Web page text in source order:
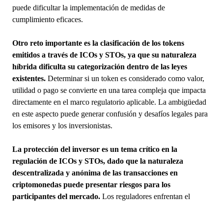
puede dificultar la implementación de medidas de
cumplimiento eficaces.
Otro reto importante es la clasificación de los tokens
emitidos a través de ICOs y STOs, ya que su naturaleza
híbrida dificulta su categorización dentro de las leyes
existentes.Determinar si un token es considerado como valor,
utilidad o pago se convierte en una tarea compleja que impacta
directamente en el marco regulatorio aplicable. La ambigüedad
en este aspecto puede generar confusión y desafíos legales para
los emisores y los inversionistas.
La protección del inversor es un tema crítico en la
regulación de ICOs y STOs, dado que la naturaleza
descentralizada y anónima de las transacciones en
criptomonedas puede presentar riesgos para los
participantes del mercado.Los reguladores enfrentan el